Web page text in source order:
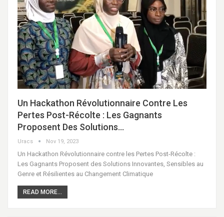
Un Hackathon Révolutionnaire Contre Les
Pertes Post-Récolte : Les Gagnants
Proposent Des Solutions…
Uracs Nov 19, 2023
Un Hackathon Révolutionnaire contre les Pertes Post-Récolte :
Les Gagnants Proposent des Solutions Innovantes, Sensibles au
Genre et Résilientes au Changement Climatique
READ MORE...